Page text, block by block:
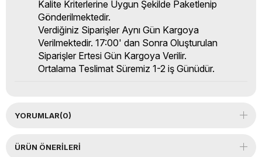
Kalite Kriterlerine Uygun Şekilde Paketlenip
Gönderilmektedir.
Verdiğiniz Siparişler Aynı Gün Kargoya
Verilmektedir. 17:00' dan Sonra Oluşturulan
Siparişler Ertesi Gün Kargoya Verilir.
Ortalama Teslimat Süremiz 1-2 iş Günüdür.
YORUMLAR(0)
ÜRÜN ÖNERILERI